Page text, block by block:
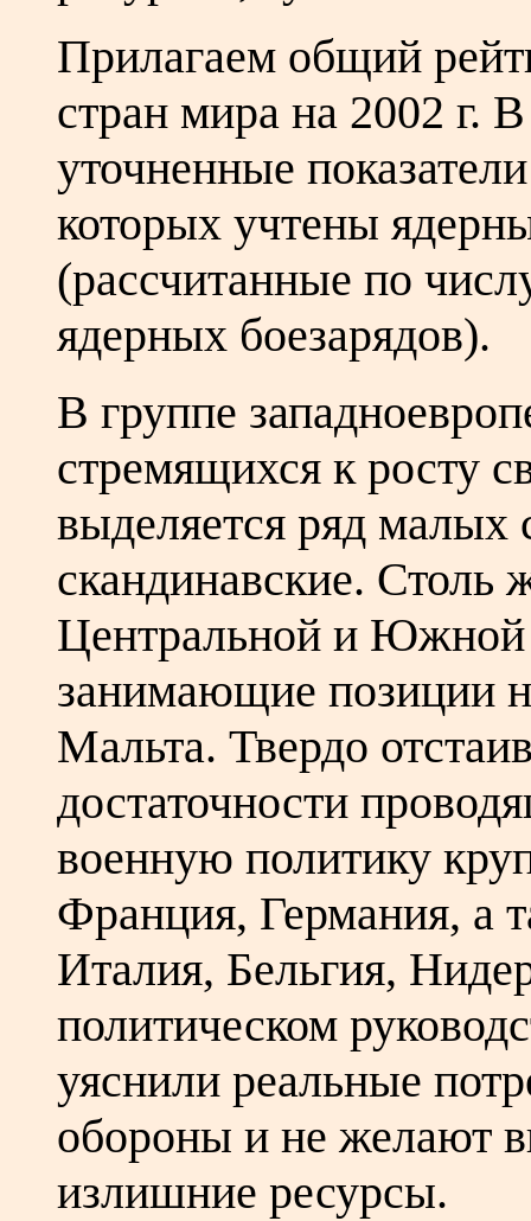
Прилагаем общий
стран мира на 2002 г.
уточненные
которых учтены
(рассчитанные по
ядерных боезарядов).
В группе
стремящихся к росту
выделяется ряд малых
скандинавские. Столь
Центральной и
занимающие позиции
Мальта. Твердо
достаточности
военную политику
Франция, Германия, а
Италия, Бельгия,
политическом
уяснили реальные
обороны и не желают
излишние ресурсы.